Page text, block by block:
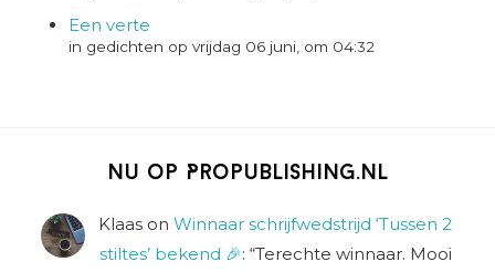
Een verte
in gedichten op vrijdag 06 juni, om 04:32
Nu op Propublishing.nl
Klaas on Winnaar schrijfwedstrijd ‘Tussen 2
stiltes’ bekend 🎉: “Terechte winnaar. Mooi